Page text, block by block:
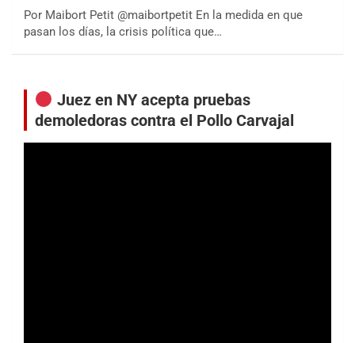
Por Maibort Petit @maibortpetit En la medida en que
pasan los días, la crisis política que…
Juez en NY acepta pruebas
demoledoras contra el Pollo Carvajal